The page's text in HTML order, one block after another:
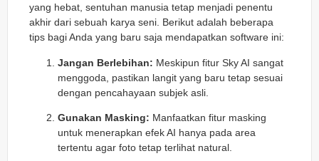
yang hebat, sentuhan manusia tetap menjadi penentu
akhir dari sebuah karya seni. Berikut adalah beberapa
tips bagi Anda yang baru saja mendapatkan software ini:
Jangan Berlebihan: Meskipun fitur Sky AI sangat
menggoda, pastikan langit yang baru tetap sesuai
dengan pencahayaan subjek asli.
Gunakan Masking: Manfaatkan fitur masking
untuk menerapkan efek AI hanya pada area
tertentu agar foto tetap terlihat natural.